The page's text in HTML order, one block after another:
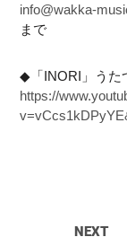
info@wakka-
まで
◆「INORI」うた
https://
NEXT